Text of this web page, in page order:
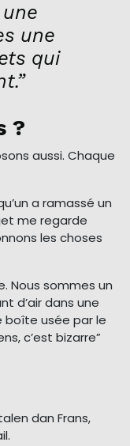
une
qui
?
aussi. Chaque
a ramassé un
me regarde
les choses
Nous sommes un
d’air dans une
boîte usée par le
c’est bizarre”
dan Frans,